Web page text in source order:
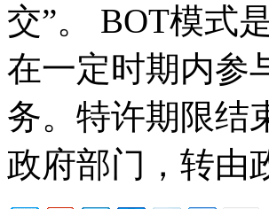
交”。 BOT模式
在一定时期内参
务。特许期限结
政府部门，转由